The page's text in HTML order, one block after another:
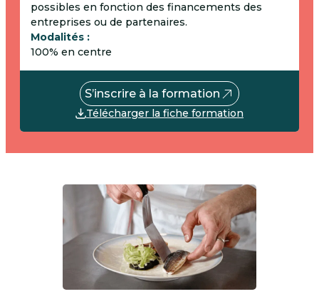
possibles en fonction des financements des
entreprises ou de partenaires.
Modalités :
100% en centre
S’inscrire à la formation
Télécharger la fiche formation